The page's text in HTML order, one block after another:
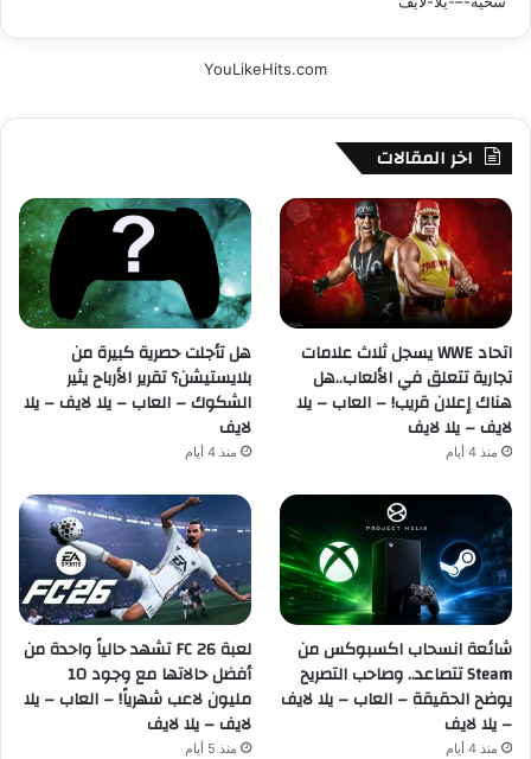
YouLikeHits.com
اخر المقالات
اتحاد WWE يسجل ثلاث علامات
تجارية تتعلق في الألعاب..هل
هناك إعلان قريب! – العاب – يلا
لايف – يلا لايف
منذ 4 أيام
هل تأجلت حصرية كبيرة من
بلايستيشن؟ تقرير الأرباح يثير
الشكوك – العاب – يلا لايف – يلا
لايف
منذ 4 أيام
شائعة انسحاب اكسبوكس من
Steam تتصاعد.. وصاحب التصريح
يوضح الحقيقة – العاب – يلا لايف
– يلا لايف
منذ 4 أيام
لعبة FC 26 تشهد حالياً واحدة من
أفضل حالاتها مع وجود 10
مليون لاعب شهرياً! – العاب – يلا
لايف – يلا لايف
منذ 5 أيام